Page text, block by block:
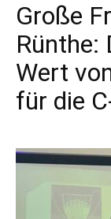
Große
Rünthe:
Wert
für die